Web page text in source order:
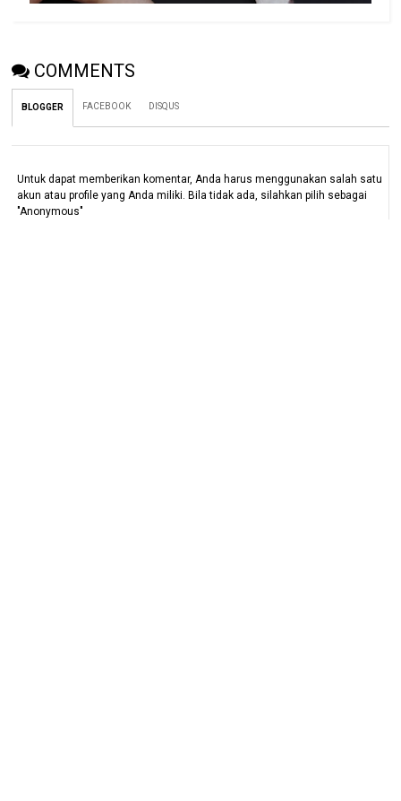
COMMENTS
BLOGGER FACEBOOK DISQUS
Untuk dapat memberikan komentar, Anda harus menggunakan salah satu
akun atau profile yang Anda miliki. Bila tidak ada, silahkan pilih sebagai
"Anonymous"